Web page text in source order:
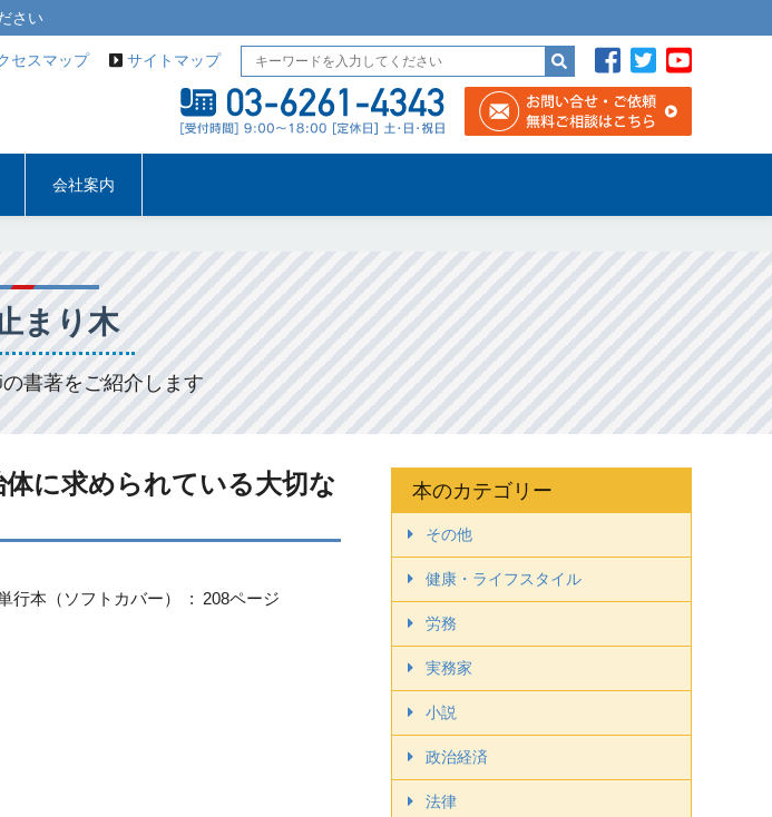
さい
セスマップ サイトマップ
会社案内
まり木
書著をご紹介します
に求められている大切な
単行本（ソフトカバー） ‏ : ‎ 208ページ
本のカテゴリー
その他
健康・ライフスタイル
労務
実務家
小説
政治経済
法律